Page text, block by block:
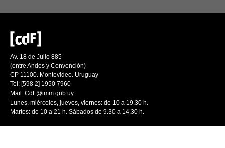
Av. 18 de Julio 885
(entre Andes y Convención)
CP 11100. Montevideo. Uruguay
Tel: [598 2] 1950 7960
Mail: CdF@imm.gub.uy
Lunes, miércoles, jueves, viernes: de 10 a 19.30 h.
Martes: de 10 a 21 h. Sábados de 9.30 a 14.30 h.